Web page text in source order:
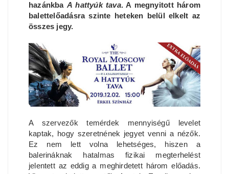
hazánkba A hattyúk tava. A megnyitott három
balettelőadásra szinte heteken belül elkelt az
összes jegy.
A szervezők temérdek mennyiségű levelet
kaptak, hogy szeretnének jegyet venni a nézők.
Ez nem lett volna lehetséges, hiszen a
balerináknak hatalmas fizikai megterhelést
jelentett az eddig a meghirdetett három előadás.